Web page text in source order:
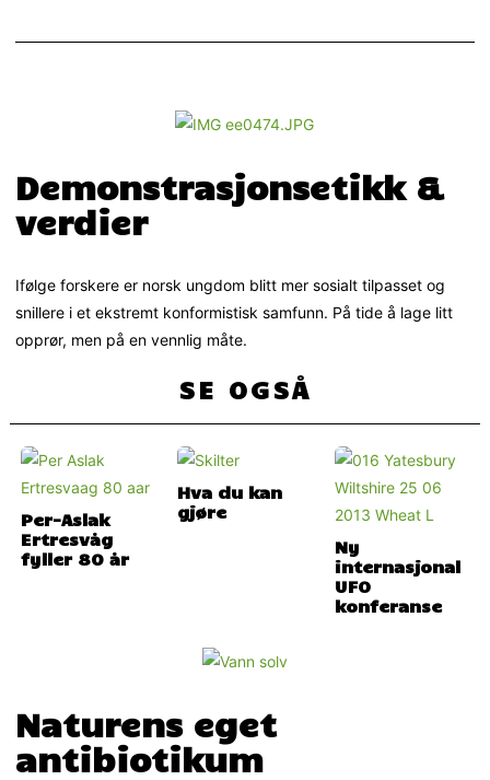
Demonstrasjonsetikk &
verdier
Ifølge forskere er norsk ungdom blitt mer sosialt tilpasset og
snillere i et ekstremt konformistisk samfunn. På tide å lage litt
opprør, men på en vennlig måte.
SE OGSÅ
Per-Aslak
Ertresvåg
fyller 80 år
Hva du kan
gjøre
Ny
internasjonal
UFO
konferanse
Naturens eget
antibiotikum